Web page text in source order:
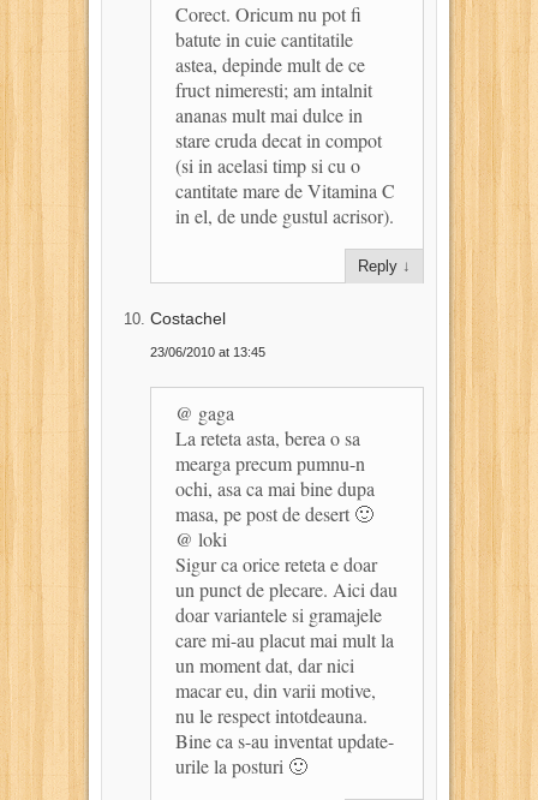
Corect. Oricum nu pot fi
batute in cuie cantitatile
astea, depinde mult de ce
fruct nimeresti; am intalnit
ananas mult mai dulce in
stare cruda decat in compot
(si in acelasi timp si cu o
cantitate mare de Vitamina C
in el, de unde gustul acrisor).
Reply ↓
Costachel
23/06/2010 at 13:45
@ gaga
La reteta asta, berea o sa
mearga precum pumnu-n
ochi, asa ca mai bine dupa
masa, pe post de desert 🙂
@ loki
Sigur ca orice reteta e doar
un punct de plecare. Aici dau
doar variantele si gramajele
care mi-au placut mai mult la
un moment dat, dar nici
macar eu, din varii motive,
nu le respect intotdeauna.
Bine ca s-au inventat update-
urile la posturi 🙂